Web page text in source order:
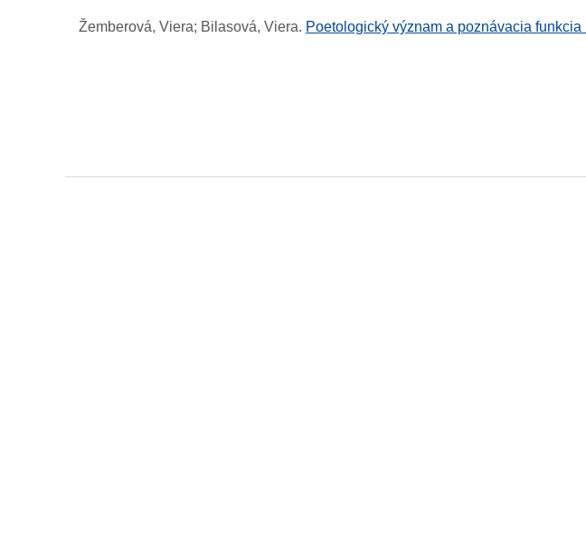
Žemberová, Viera; Bilasová, Viera. Poetologický význam a poznávacia